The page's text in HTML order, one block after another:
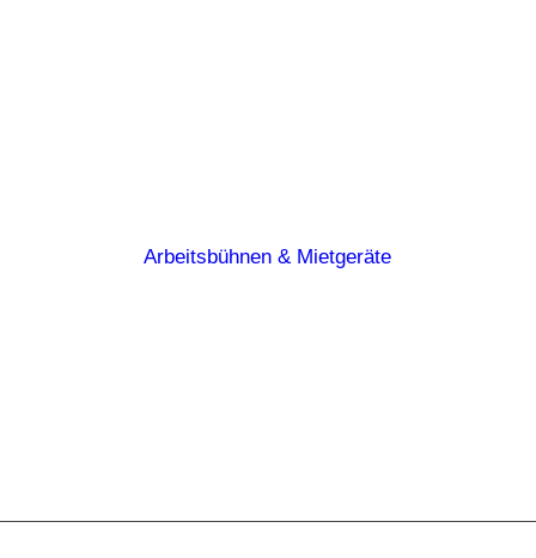
Arbeitsbühnen & Mietgeräte